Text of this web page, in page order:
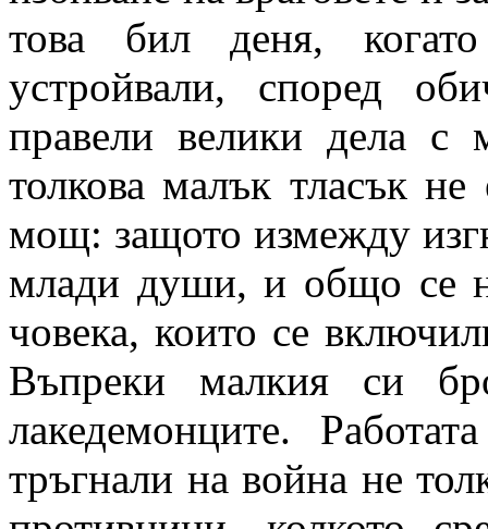
това бил деня,
устройвали, според
правели велики дела с
толкова малък тласък не
мощ: защото измежду
млади души, и общо се
човека, които се
Въпреки малкия си
лакедемонците.
тръгнали на война не